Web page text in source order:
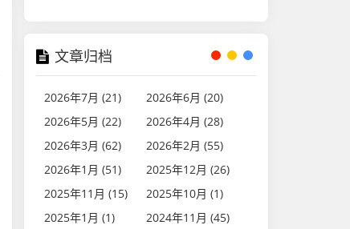
文章归档
2026年7月 (21)
2026年6月 (20)
2026年5月 (22)
2026年4月 (28)
2026年3月 (62)
2026年2月 (55)
2026年1月 (51)
2025年12月 (26)
2025年11月 (15)
2025年10月 (1)
2025年1月 (1)
2024年11月 (45)